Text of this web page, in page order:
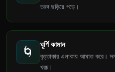
তরঙ্গ ছড়িয়ে পড়ে।
🌀
ঘূর্ণি কামান
বৃত্তাকার এলাকায় আঘাত করে।
খরচ।